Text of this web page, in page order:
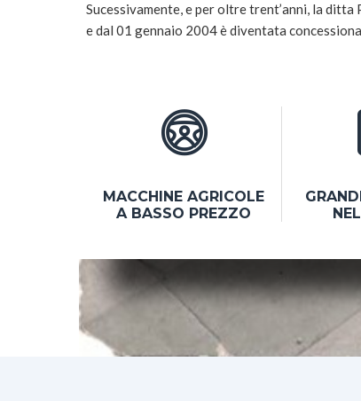
Sucessivamente, e per oltre trent’anni, la
e dal 01 gennaio 2004 è diventata
MACCHINE AGRICOLE
A BASSO PREZZO